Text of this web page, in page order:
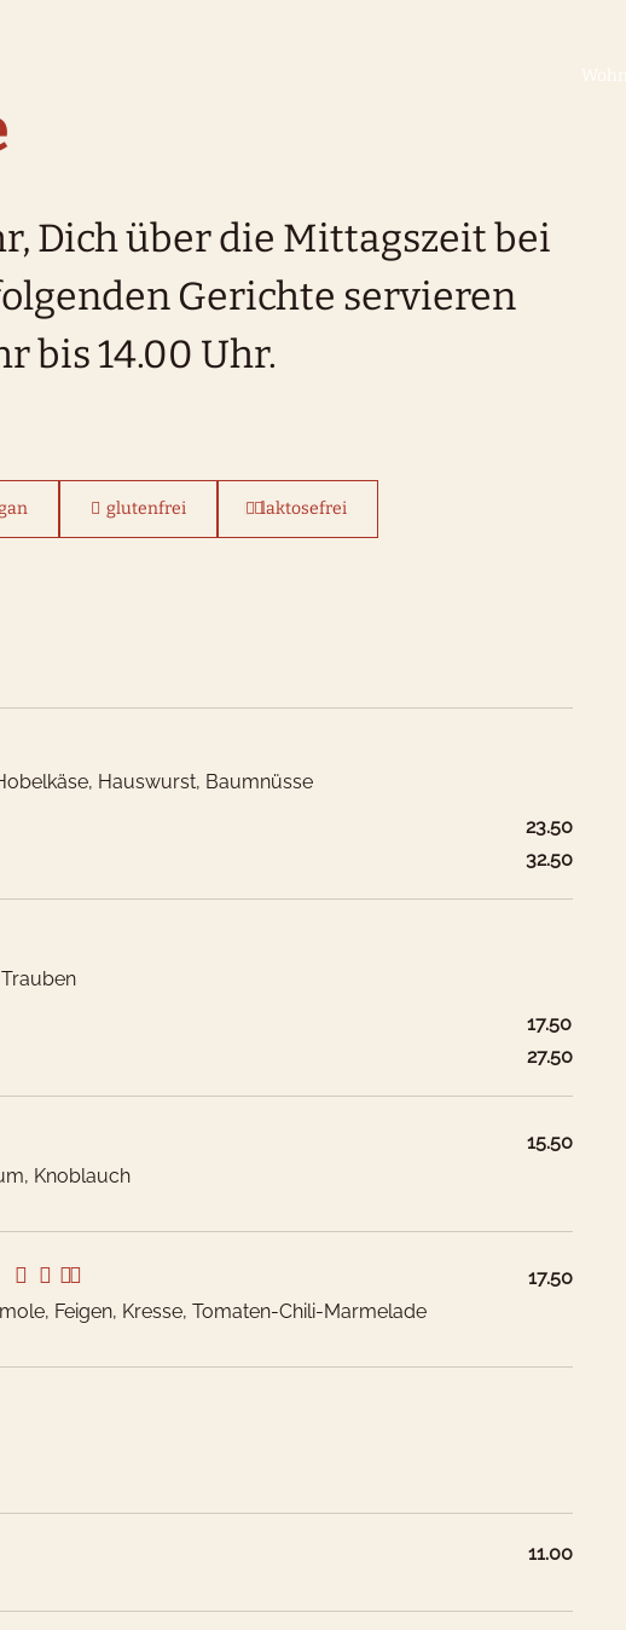
Dich über die Mittagszeit bei
Gerichte servieren
bis 14.00 Uhr.
glutenfrei laktosefrei
Hauswurst, Baumnüsse
23.50
32.50
17.50
27.50
Knoblauch
15.50
Feigen, Kresse, Tomaten-Chili-Marmelade
17.50
11.00